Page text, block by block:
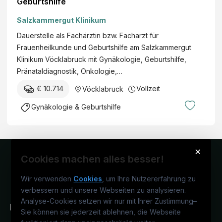
Salzkammergut Klinikum
Dauerstelle als Fachärztin bzw. Facharzt für
Frauenheilkunde und Geburtshilfe am Salzkammergut
Klinikum Vöcklabruck mit Gynäkologie, Geburtshilfe,
Pränataldiagnostik, Onkologie,…
€ 10.714 Vöcklabruck Vollzeit
Gynäkologie & Geburtshilfe
×
Cookies machen alles besser!
Wir verwenden Cookies , um Ihre Nutzererfahrung zu
verbessern und unsere Webseiten zu analysieren.
Analyse-Cookies setzen wir nur mit Ihrer Zustimmung–
Sie können sie jederzeit ablehnen, die Webseite